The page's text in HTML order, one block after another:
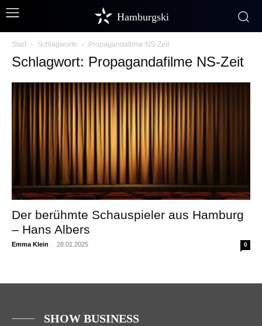
Hamburgski
Start Schlagworte Propagandafilme NS-Zeit
Schlagwort: Propagandafilme NS-Zeit
Der berühmte Schauspieler aus Hamburg
– Hans Albers
Emma Klein - 28.01.2025 0
SHOW BUSINESS